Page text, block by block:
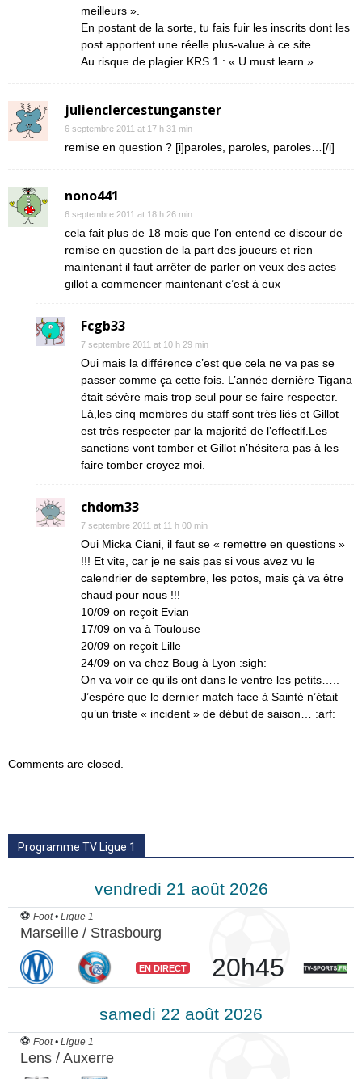
meilleurs ».
En postant de la sorte, tu fais fuir les inscrits dont les
post apportent une réelle plus-value à ce site.
Au risque de plagier KRS 1 : « U must learn ».
julienclercestunganster
6 septembre 2011 at 17 h 31 min
remise en question ? [i]paroles, paroles, paroles…[/i]
nono441
6 septembre 2011 at 18 h 26 min
cela fait plus de 18 mois que l’on entend ce discour de
remise en question de la part des joueurs et rien
maintenant il faut arrêter de parler on veux des actes
gillot a commencer maintenant c’est à eux
Fcgb33
7 septembre 2011 at 10 h 29 min
Oui mais la différence c’est que cela ne va pas se
passer comme ça cette fois. L’année dernière Tigana
était sévère mais trop seul pour se faire respecter.
Là,les cinq membres du staff sont très liés et Gillot
est très respecter par la majorité de l’effectif.Les
sanctions vont tomber et Gillot n’hésitera pas à les
faire tomber croyez moi.
chdom33
7 septembre 2011 at 11 h 00 min
Oui Micka Ciani, il faut se « remettre en questions »
!!! Et vite, car je ne sais pas si vous avez vu le
calendrier de septembre, les potos, mais çà va être
chaud pour nous !!!
10/09 on reçoit Evian
17/09 on va à Toulouse
20/09 on reçoit Lille
24/09 on va chez Boug à Lyon :sigh:
On va voir ce qu’ils ont dans le ventre les petits…..
J’espère que le dernier match face à Sainté n’était
qu’un triste « incident » de début de saison… :arf:
Comments are closed.
Programme TV Ligue 1